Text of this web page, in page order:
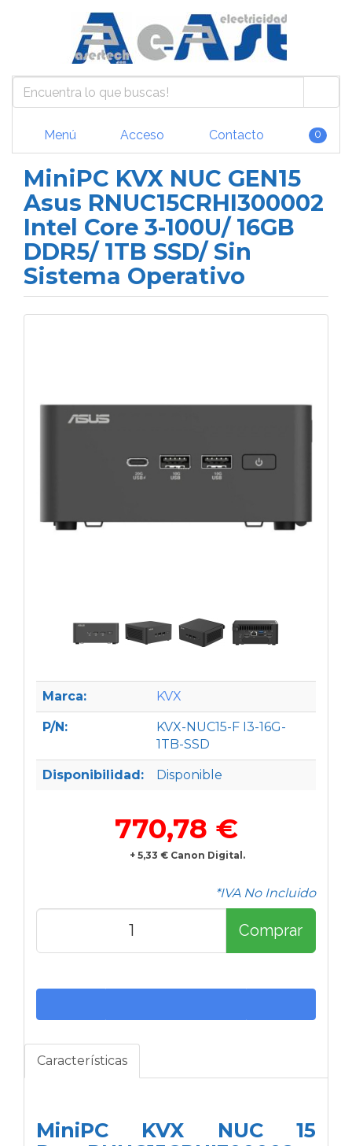
Menú Acceso Contacto 0
MiniPC KVX NUC GEN15
Asus RNUC15CRHI300002
Intel Core 3-100U/ 16GB
DDR5/ 1TB SSD/ Sin
Sistema Operativo
Marca: KVX
P/N:
KVX-NUC15-F I3-16G-
1TB-SSD
Disponibilidad: Disponible
770,78 €
+ 5,33 € Canon Digital.
*IVA No Incluido
Comprar
Características
MiniPC KVX NUC 15